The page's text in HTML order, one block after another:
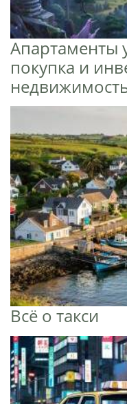
Апартаменты
покупка и
Всё о такси